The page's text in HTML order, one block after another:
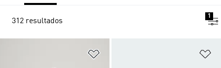
312 resultados
1